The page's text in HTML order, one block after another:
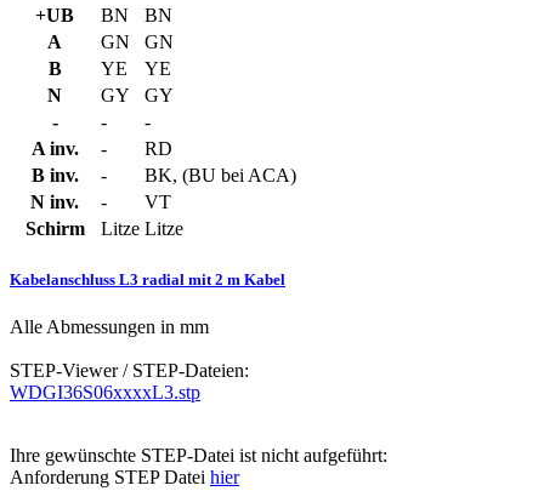
+UB
BN
BN
A
GN
GN
B
YE
YE
N
GY
GY
-
-
-
A inv.
-
RD
B inv.
-
BK, (BU bei ACA)
N inv.
-
VT
Schirm
Litze Litze
Kabelanschluss L3 radial mit 2 m Kabel
Alle Abmessungen in mm
STEP-Viewer / STEP-Dateien:
WDGI36S06xxxxL3.stp
Ihre gewünschte STEP-Datei ist nicht aufgeführt:
Anforderung STEP Datei hier